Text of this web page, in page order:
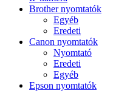
Brother nyomtatók
Egyéb
Eredeti
Canon nyomtatók
Nyomtató
Eredeti
Egyéb
Epson nyomtatók